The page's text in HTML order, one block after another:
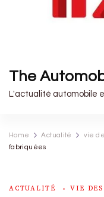
The
L'actualité automobile
Home Actualité vie
fabriquées
ACTUALITÉ VIE